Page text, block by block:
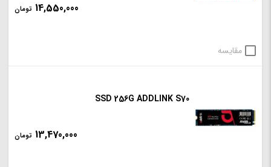
14,550,000 تومان
مقایسه
SSD 256G ADDLINK S70
13,470,000 تومان